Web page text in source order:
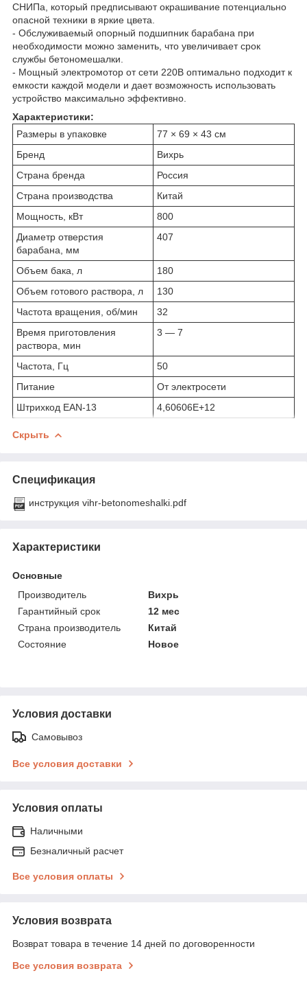
СНИПа, который предписывают окрашивание потенциально
опасной техники в яркие цвета.
- Обслуживаемый опорный подшипник барабана при
необходимости можно заменить, что увеличивает срок
службы бетономешалки.
- Мощный электромотор от сети 220В оптимально подходит к
емкости каждой модели и дает возможность использовать
устройство максимально эффективно.
Характеристики:
Размеры в упаковке
77 × 69 × 43 см
Бренд
Вихрь
Страна бренда
Россия
Страна производства
Китай
Мощность, кВт
800
Диаметр отверстия
барабана, мм
407
Объем бака, л
180
Объем готового раствора, л
130
Частота вращения, об/мин
32
Время приготовления
раствора, мин
3 — 7
Частота, Гц
50
Питание
От электросети
Штрихкод EAN-13
4,60606E+12
Скрыть
Спецификация
инструкция vihr-betonomeshalki.pdf
Характеристики
Основные
Производитель
Вихрь
Гарантийный срок
12 мес
Страна производитель
Китай
Состояние
Новое
Условия доставки
Самовывоз
Все условия доставки
Условия оплаты
Наличными
Безналичный расчет
Все условия оплаты
Условия возврата
Возврат товара в течение 14 дней по договоренности
Все условия возврата